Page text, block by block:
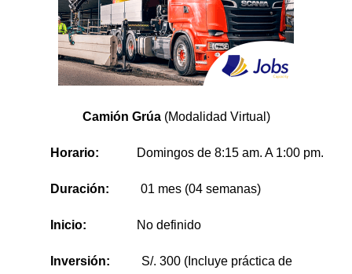
Camión Grúa (Modalidad Virtual)
Horario: Domingos de 8:15 am. A 1:00 pm.
Duración: 01 mes (04 semanas)
Inicio: No definido
Inversión:
S/. 300 (Incluye práctica de